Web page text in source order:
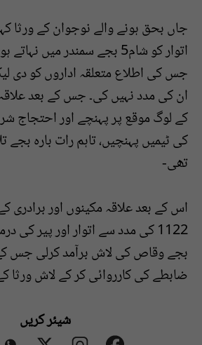
جاں بحق ہونے والے نوجوان کے ورثا
اتوار کو شام5 بجے سمندر میں
جس کی اطلاع متعلقہ اداروں کو دی
ان کی مدد نہیں کی۔ جس کے بعد
کے لوگ موقع پر پہنچے اور احتجاج
کی ٹیمیں پہنچیں، تاہم رات بارہ بجے
تھی-
اس کے بعد علاقہ مکینوں اور برادری
بجے وقاص کی لاش برآمد کرلی جس
ضابطے کی کارروائی کر کے لاش ورثا
شیئر کریں